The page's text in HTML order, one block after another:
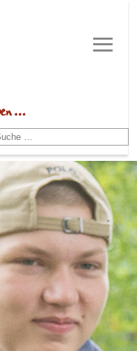
Menu
≡